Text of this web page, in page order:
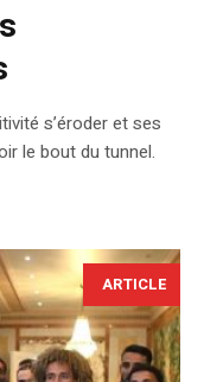
s’éroder et ses
le bout du tunnel.
ARTICLE